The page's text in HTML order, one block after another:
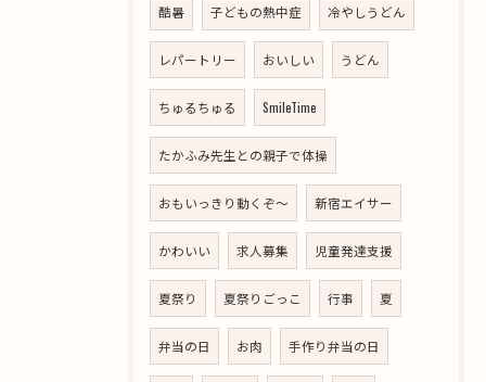
酷暑 子どもの熱中症 冷やしうどん
レパートリー おいしい うどん
ちゅるちゅる SmileTime
たかふみ先生との親子で体操
おもいっきり動くぞ～ 新宿エイサー
かわいい 求人募集 児童発達支援
夏祭り 夏祭りごっこ 行事 夏
弁当の日 お肉 手作り弁当の日